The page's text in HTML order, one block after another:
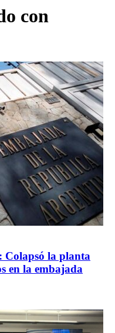
con
Colapsó la planta
en la embajada